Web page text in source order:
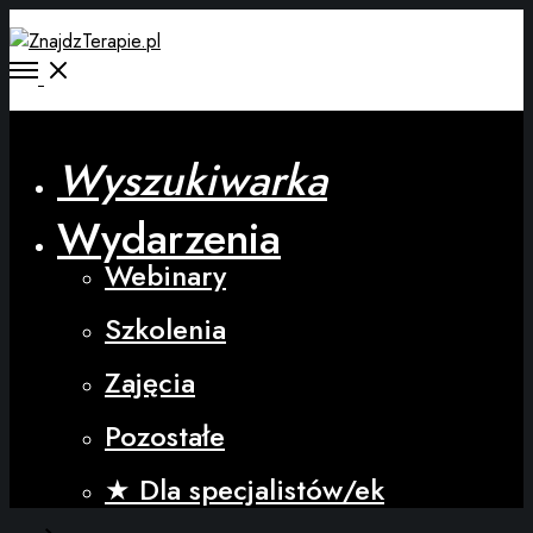
Wyszukiwarka
Wydarzenia
Webinary
Szkolenia
Zajęcia
Pozostałe
★ Dla specjalistów/ek